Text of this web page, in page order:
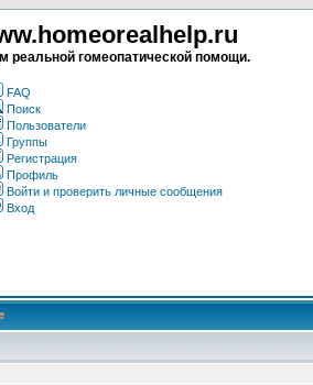
реальной гомеопатической помощи.
FAQ
Поиск
Пользователи
Группы
Регистрация
Профиль
Войти и проверить личные сообщения
Вход